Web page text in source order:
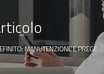
MANUTENZIONE E PREGI!